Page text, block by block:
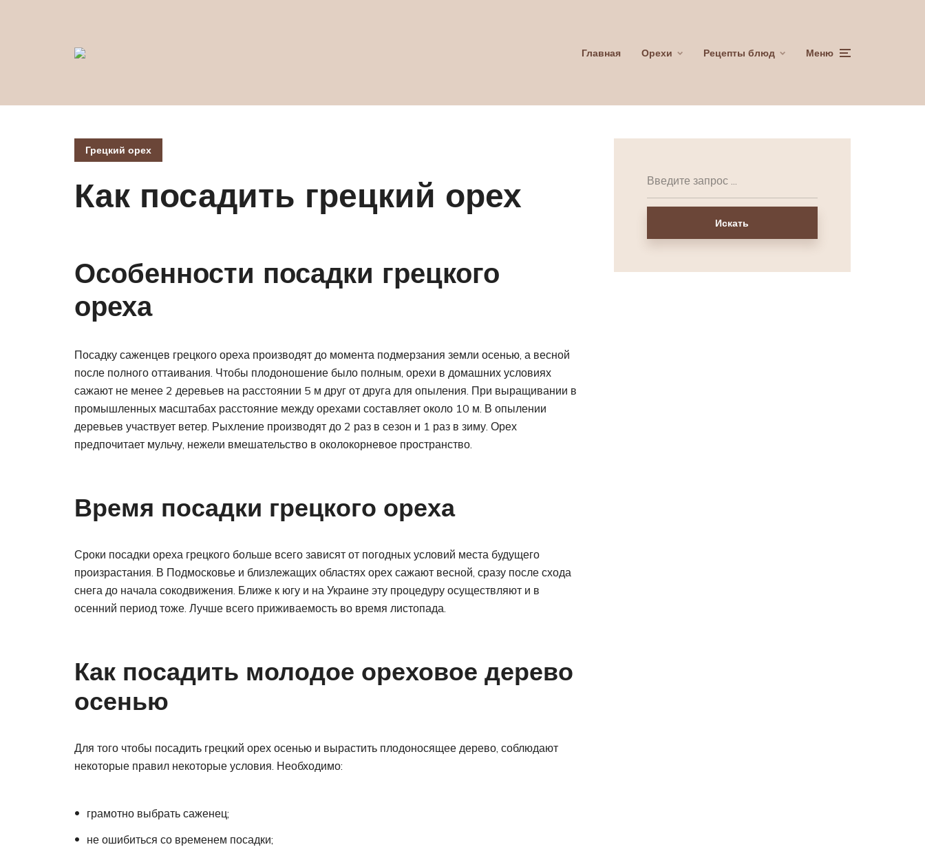
Главная Орехи Рецепты блюд Меню
Грецкий орех
Как посадить грецкий орех
Особенности посадки грецкого
ореха
Посадку саженцев грецкого ореха производят до момента подмерзания земли осенью, а весной
после полного оттаивания. Чтобы плодоношение было полным, орехи в домашних условиях
сажают не менее 2 деревьев на расстоянии 5 м друг от друга для опыления. При выращивании в
промышленных масштабах расстояние между орехами составляет около 10 м. В опылении
деревьев участвует ветер. Рыхление производят до 2 раз в сезон и 1 раз в зиму. Орех
предпочитает мульчу, нежели вмешательство в околокорневое пространство.
Время посадки грецкого ореха
Сроки посадки ореха грецкого больше всего зависят от погодных условий места будущего
произрастания. В Подмосковье и близлежащих областях орех сажают весной, сразу после схода
снега до начала сокодвижения. Ближе к югу и на Украине эту процедуру осуществляют и в
осенний период тоже. Лучше всего приживаемость во время листопада.
Как посадить молодое ореховое дерево
осенью
Для того чтобы посадить грецкий орех осенью и вырастить плодоносящее дерево, соблюдают
некоторые правил некоторые условия. Необходимо:
грамотно выбрать саженец;
не ошибиться со временем посадки;
Искать